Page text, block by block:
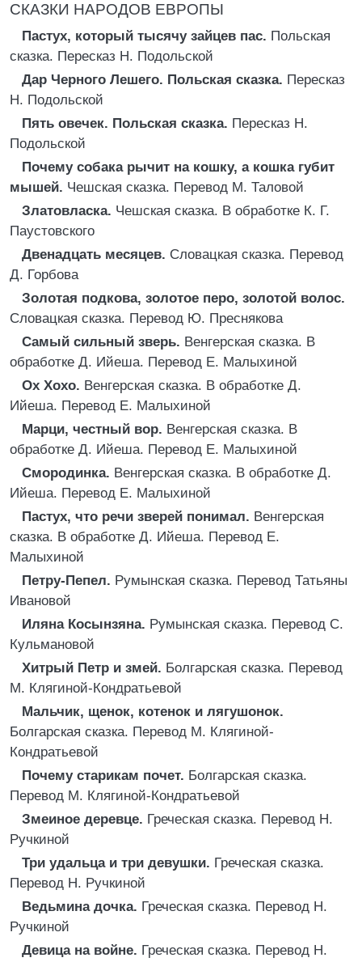
СКАЗКИ НАРОДОВ ЕВРОПЫ
Пастух, который тысячу зайцев пас. Польская
сказка. Пересказ Н. Подольской
Дар Черного Лешего. Польская сказка. Пересказ
Н. Подольской
Пять овечек. Польская сказка. Пересказ Н.
Подольской
Почему собака рычит на кошку, а кошка губит
мышей. Чешская сказка. Перевод М. Таловой
Златовласка. Чешская сказка. В обработке К. Г.
Паустовского
Двенадцать месяцев. Словацкая сказка. Перевод
Д. Горбова
Золотая подкова, золотое перо, золотой волос.
Словацкая сказка. Перевод Ю. Преснякова
Самый сильный зверь. Венгерская сказка. В
обработке Д. Ийеша. Перевод Е. Малыхиной
Ох Хохо. Венгерская сказка. В обработке Д.
Ийеша. Перевод Е. Малыхиной
Марци, честный вор. Венгерская сказка. В
обработке Д. Ийеша. Перевод Е. Малыхиной
Смородинка. Венгерская сказка. В обработке Д.
Ийеша. Перевод Е. Малыхиной
Пастух, что речи зверей понимал. Венгерская
сказка. В обработке Д. Ийеша. Перевод Е.
Малыхиной
Петру-Пепел. Румынская сказка. Перевод Татьяны
Ивановой
Иляна Косынзяна. Румынская сказка. Перевод С.
Кульмановой
Хитрый Петр и змей. Болгарская сказка. Перевод
М. Клягиной-Кондратьевой
Мальчик, щенок, котенок и лягушонок.
Болгарская сказка. Перевод М. Клягиной-
Кондратьевой
Почему старикам почет. Болгарская сказка.
Перевод М. Клягиной-Кондратьевой
Змеиное деревце. Греческая сказка. Перевод Н.
Ручкиной
Три удальца и три девушки. Греческая сказка.
Перевод Н. Ручкиной
Ведьмина дочка. Греческая сказка. Перевод Н.
Ручкиной
Девица на войне. Греческая сказка. Перевод Н.